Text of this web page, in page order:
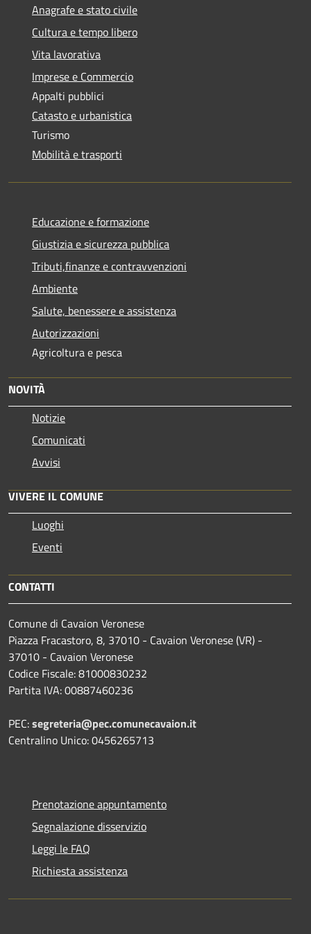
Anagrafe e stato civile
Cultura e tempo libero
Vita lavorativa
Imprese e Commercio
Appalti pubblici
Catasto e urbanistica
Turismo
Mobilità e trasporti
Educazione e formazione
Giustizia e sicurezza pubblica
Tributi,finanze e contravvenzioni
Ambiente
Salute, benessere e assistenza
Autorizzazioni
Agricoltura e pesca
NOVITÀ
Notizie
Comunicati
Avvisi
VIVERE IL COMUNE
Luoghi
Eventi
CONTATTI
Comune di Cavaion Veronese
Piazza Fracastoro, 8, 37010 - Cavaion Veronese (VR) -
37010 - Cavaion Veronese
Codice Fiscale: 81000830232
Partita IVA: 00887460236
PEC:segreteria@pec.comunecavaion.it
Centralino Unico: 0456265713
Prenotazione appuntamento
Segnalazione disservizio
Leggi le FAQ
Richiesta assistenza